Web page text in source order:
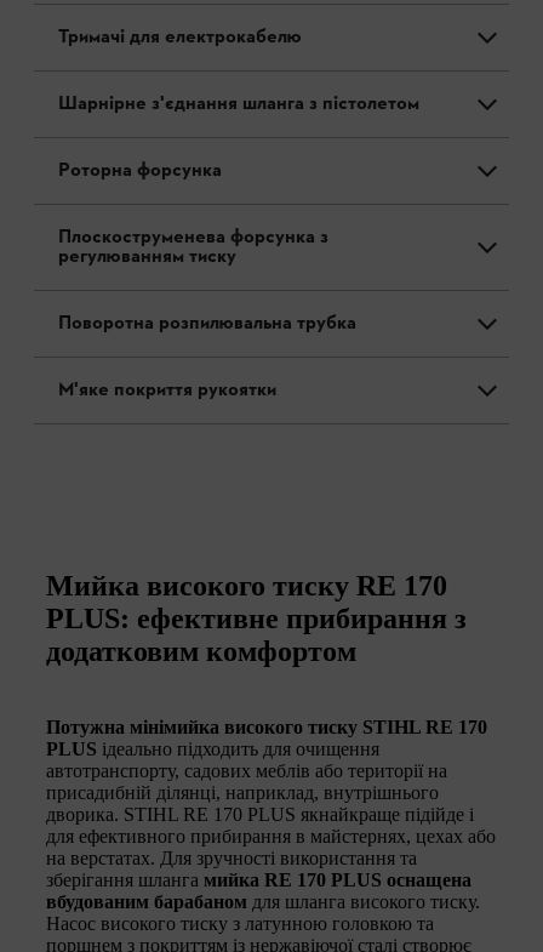
Тримачі для електрокабелю
Шарнірне з'єднання шланга з пістолетом
Роторна форсунка
Плоскоструменева форсунка з
регулюванням тиску
Поворотна розпилювальна трубка
М'яке покриття рукоятки
Мийка високого тиску RE 170
PLUS: ефективне прибирання з
додатковим комфортом
Потужна мінімийка високого тиску STIHL RE 170
PLUS ідеально підходить для очищення
автотранспорту, садових меблів або території на
присадибній ділянці, наприклад, внутрішнього
дворика. STIHL RE 170 PLUS якнайкраще підійде і
для ефективного прибирання в майстернях, цехах або
на верстатах. Для зручності використання та
зберігання шланга мийка RE 170 PLUS оснащена
вбудованим барабаном для шланга високого тиску.
Насос високого тиску з латунною головкою та
поршнем з покриттям із нержавіючої сталі створює